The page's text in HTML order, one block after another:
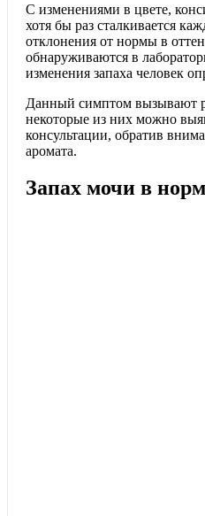
С изменениями в цвете,
хотя бы раз сталкивается
отклонения от нормы в
обнаруживаются в
изменения запаха человек
Данный симптом вызывают
некоторые из них можно
консультации, обратив
аромата.
Запах мочи в